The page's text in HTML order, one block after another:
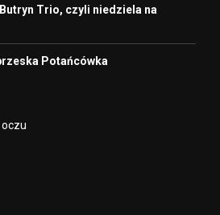
Trio, czyli niedziela na
Potańcówka
oczu